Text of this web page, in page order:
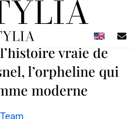
vraie de
l’orpheline qui
moderne